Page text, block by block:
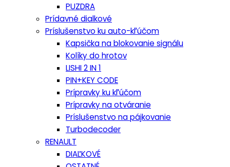
PUZDRA
Prídavné dialkové
Príslušenstvo ku auto-kľúčom
Kapsička na blokovanie signálu
Kolíky do hrotov
LISHI 2 IN 1
PIN+KEY CODE
Prípravky ku kľúčom
Prípravky na otváranie
Príslušenstvo na pájkovanie
Turbodecoder
RENAULT
DIAĽKOVÉ